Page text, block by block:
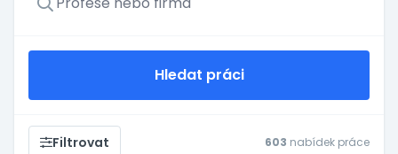
Hledat práci
Filtrovat 603 nabídek práce